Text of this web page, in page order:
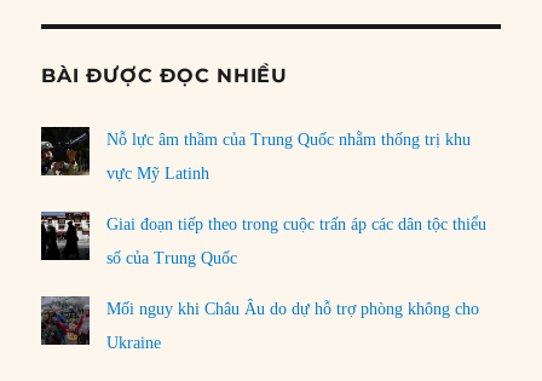
BÀI ĐƯỢC ĐỌC NHIỀU
Nỗ lực âm thầm của Trung Quốc nhằm thống trị khu
vực Mỹ Latinh
Giai đoạn tiếp theo trong cuộc trấn áp các dân tộc thiểu
số của Trung Quốc
Mối nguy khi Châu Âu do dự hỗ trợ phòng không cho
Ukraine